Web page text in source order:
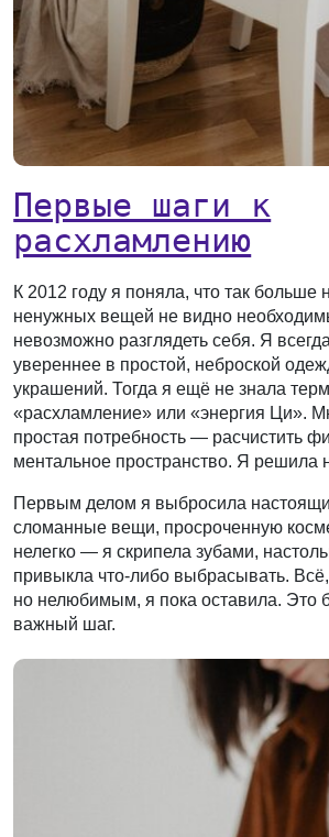
Первые шаги к
расхламлению
К 2012 году я поняла, что так больше
ненужных вещей не видно
невозможно разглядеть себя. Я
увереннее в простой, неброской
украшений. Тогда я ещё не знала
«расхламление» или «энергия Ци».
простая потребность — расчистить
ментальное пространство. Я решила
Первым делом я выбросила
сломанные вещи, просроченную
нелегко — я скрипела зубами,
привыкла что-либо выбрасывать.
но нелюбимым, я пока оставила. Это
важный шаг.